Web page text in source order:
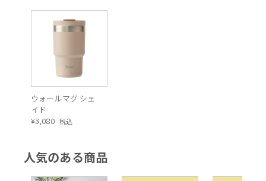
ウォールマグ シェ
イド
¥3,080 税込
人気のある商品